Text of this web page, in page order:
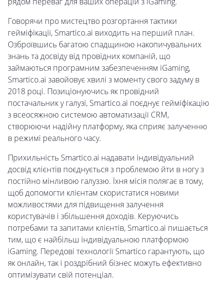
Говорячи про мистецтво розгортання тактики
гейміфікації, Smartico.ai виходить на перший план.
Озброївшись багатою спадщиною накопичувальних
знань та досвіду від провідних компаній, що
займаються програмним забезпеченням iGaming,
Smartico.ai завойовує хвилі з моменту свого задуму в
2018 році. Позиціонуючись як провідний
постачальник у галузі, Smartico.ai поєднує гейміфікацію
з всеосяжною системою автоматизації CRM,
створюючи надійну платформу, яка сприяє залученню
в режимі реального часу.
Прихильність Smartico.ai надавати індивідуальний
досвід клієнтів поєднується з проблемою йти в ногу з
постійно мінливою галуззю. Їхня місія полягає в тому,
щоб допомогти клієнтам скористатися новими
можливостями для підвищення залучення
користувачів і збільшення доходів. Керуючись
потребами та запитами клієнтів, Smartico.ai пишається
тим, що є найбільш індивідуальною платформою
iGaming. Передові технології Smartico гарантують, що
як онлайн, так і роздрібний бізнес можуть ефективно
оптимізувати свій потенціал.